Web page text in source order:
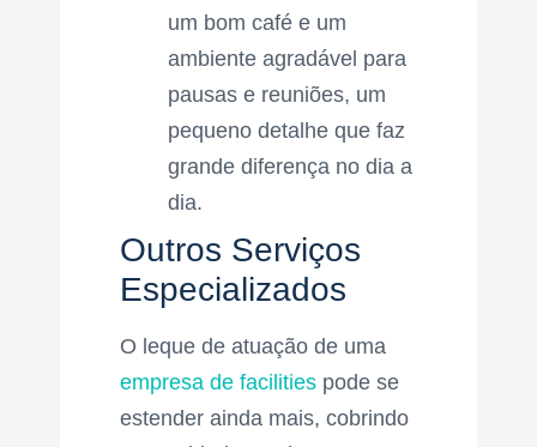
um bom café e um
ambiente agradável para
pausas e reuniões, um
pequeno detalhe que faz
grande diferença no dia a
dia.
Outros Serviços
Especializados
O leque de atuação de uma
empresa de facilities pode se
estender ainda mais, cobrindo